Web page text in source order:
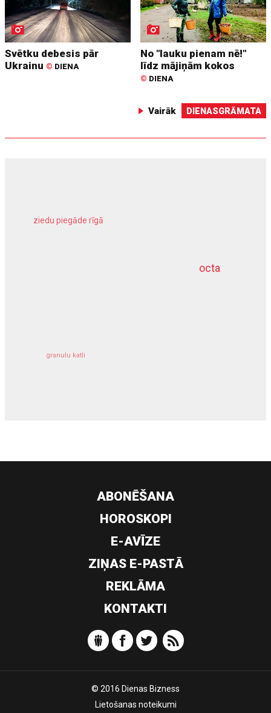
Svētku debesis pār
Ukrainu © DIENA
No "lauku pienam nē!"
līdz mājiņām kokos
© DIENA
Vairāk DIENASGRĀMATA
octa
ziedu piegāde rīgā
granulu katli
dziļurbums
ABONĒŠANA
HOROSKOPI
E-AVĪZE
ZIŅAS E-PASTĀ
REKLĀMA
KONTAKTI
© 2016 Dienas Bizness
Lietošanas noteikumi